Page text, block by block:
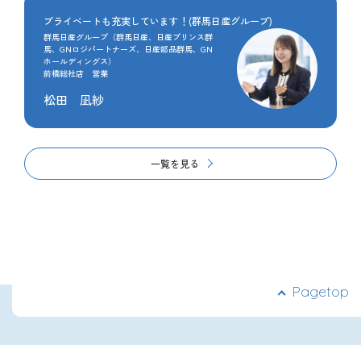
プライベートも充実しています！(群馬日産グループ)
群馬日産グループ（群馬日産、日産プリンス群
馬、GNロジパートナーズ、日産部品群馬、GN
ホールディングス）
前橋総社店 営業
松田 凪紗
一覧を見る
Pagetop